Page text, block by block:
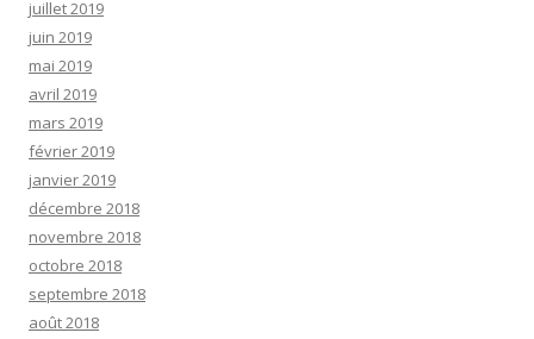
juillet 2019
juin 2019
mai 2019
avril 2019
mars 2019
février 2019
janvier 2019
décembre 2018
novembre 2018
octobre 2018
septembre 2018
août 2018